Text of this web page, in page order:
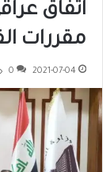
اتفاق
مقررات
2021-07-04
0